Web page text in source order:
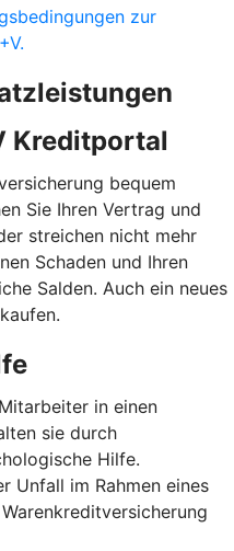
zur
Kreditportal
bequem
Sie Ihren Vertrag und
streichen nicht mehr
Schaden und Ihren
Salden. Auch ein neues
in einen
sie durch
Hilfe.
Unfall im Rahmen eines